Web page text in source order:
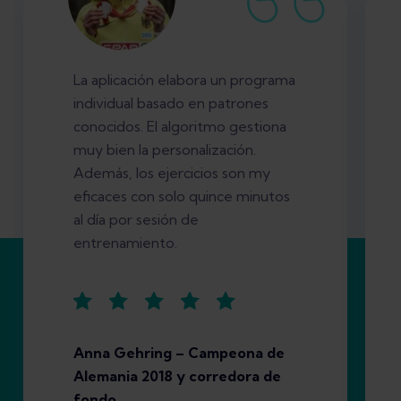
La aplicación elabora un programa
individual basado en patrones
conocidos. El algoritmo gestiona
muy bien la personalización.
Además, los ejercicios son my
eficaces con solo quince minutos
al día por sesión de
entrenamiento.
Anna Gehring – Campeona de
Alemania 2018 y corredora de